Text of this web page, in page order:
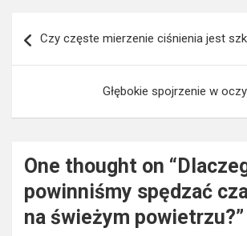
wpisuCzy częste mierzenie ciśnienia jest
Głębokie spojrzenie w
One thought on “
powinniśmy spędzać
na świeżym powietrzu?”